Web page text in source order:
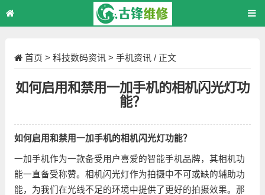
首页 > 科技数码资讯 > 手机资讯 / 正文
如何启用和禁用一加手机的相机闪光灯功
能？
如何启用和禁用一加手机的相机闪光灯功能？
一加手机作为一款备受用户喜爱的智能手机品牌，其相机功
能一直备受称赞。相机闪光灯作为拍摄中不可或缺的辅助功
能，为我们在光线不足的环境中提供了更好的拍摄效果。那